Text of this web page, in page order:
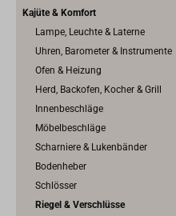
Kajüte & Komfort
Lampe, Leuchte & Laterne
Uhren, Barometer & Instrumente
Ofen & Heizung
Herd, Backofen, Kocher & Grill
Innenbeschläge
Möbelbeschläge
Scharniere & Lukenbänder
Bodenheber
Schlösser
Riegel & Verschlüsse